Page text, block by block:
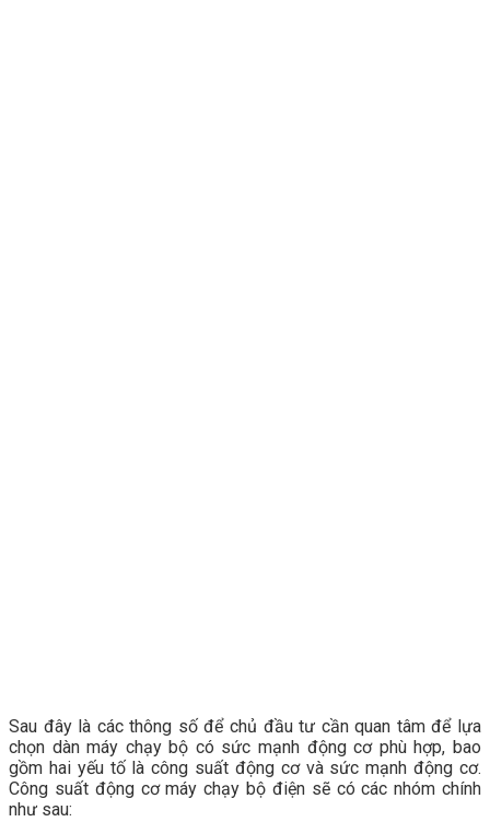
Sau đây là các thông số để chủ đầu tư cần quan tâm để lựa
chọn dàn máy chạy bộ có sức mạnh động cơ phù hợp, bao
gồm hai yếu tố là công suất động cơ và sức mạnh động cơ.
Công suất động cơ máy chạy bộ điện sẽ có các nhóm chính
như sau: